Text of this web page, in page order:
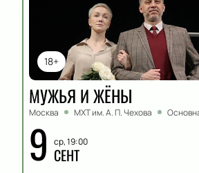
18+
МУЖЬЯ И ЖЁНЫ
Москва МХТ им. А. П. Чехова
9 ср, 19:00
СЕНТ